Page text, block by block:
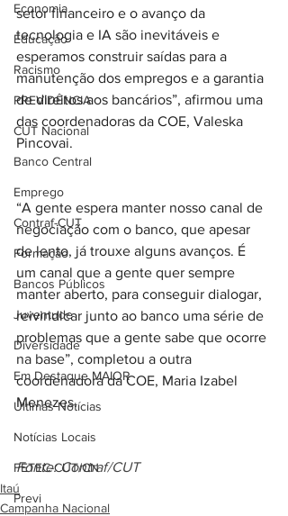
Economia
Educação
Racismo
PREVIDÊNCIA
CUT Nacional
Banco Central
Emprego
Contraf-CUT
Formação
Bancos Públicos
Juventude
Diversidade
Em Destaque MAIOR
Últimas Notícias
Notícias Locais
FETEC-CUT/CN
Previ
setor financeiro e o avanço da
tecnologia e IA são inevitáveis e
esperamos construir saídas para a
manutenção dos empregos e a garantia
de direitos aos bancários”, afirmou uma
das coordenadoras da COE, Valeska
Pincovai.
“A gente espera manter nosso canal de
negociação com o banco, que apesar
de lento, já trouxe alguns avanços. É
um canal que a gente quer sempre
manter aberto, para conseguir dialogar,
reivindicar junto ao banco uma série de
problemas que a gente sabe que ocorre
na base”, completou a outra
coordenadora da COE, Maria Izabel
Menezes.
Fonte: Contraf/CUT
Itaú
Campanha Nacional